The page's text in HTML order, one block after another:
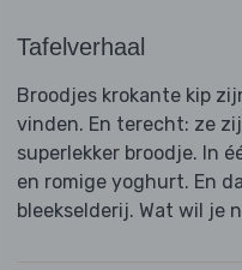
Tafelverhaal
Broodjes krokante kip
vinden. En terecht: ze
superlekker broodje. In
en romige yoghurt. En
bleekselderij. Wat wil je